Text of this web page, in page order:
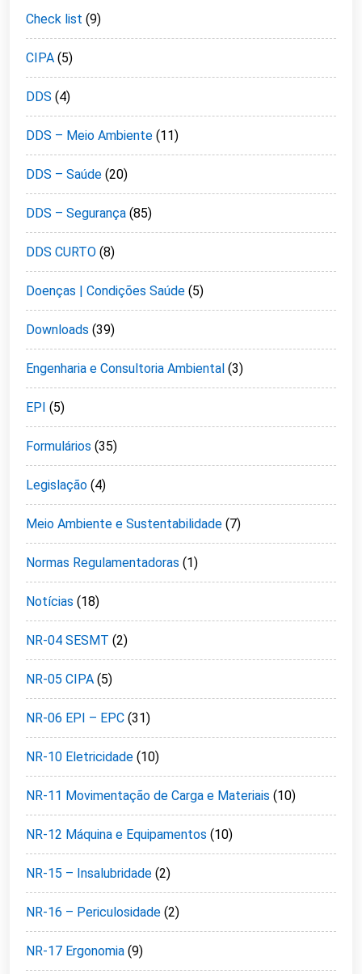
Check list (9)
CIPA (5)
DDS (4)
DDS – Meio Ambiente (11)
DDS – Saúde (20)
DDS – Segurança (85)
DDS CURTO (8)
Doenças | Condições Saúde (5)
Downloads (39)
Engenharia e Consultoria Ambiental (3)
EPI (5)
Formulários (35)
Legislação (4)
Meio Ambiente e Sustentabilidade (7)
Normas Regulamentadoras (1)
Notícias (18)
NR-04 SESMT (2)
NR-05 CIPA (5)
NR-06 EPI – EPC (31)
NR-10 Eletricidade (10)
NR-11 Movimentação de Carga e Materiais (10)
NR-12 Máquina e Equipamentos (10)
NR-15 – Insalubridade (2)
NR-16 – Periculosidade (2)
NR-17 Ergonomia (9)